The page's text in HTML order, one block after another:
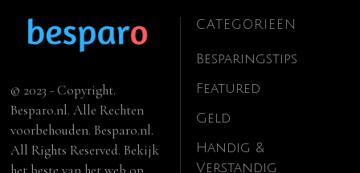
© 2023 - Copyright.
Besparo.nl. Alle Rechten
voorbehouden. Besparo.nl.
All Rights Reserved. Bekijk
CATEGORIEËN
Besparingstips
Featured
Geld
Handig &
Verstandig